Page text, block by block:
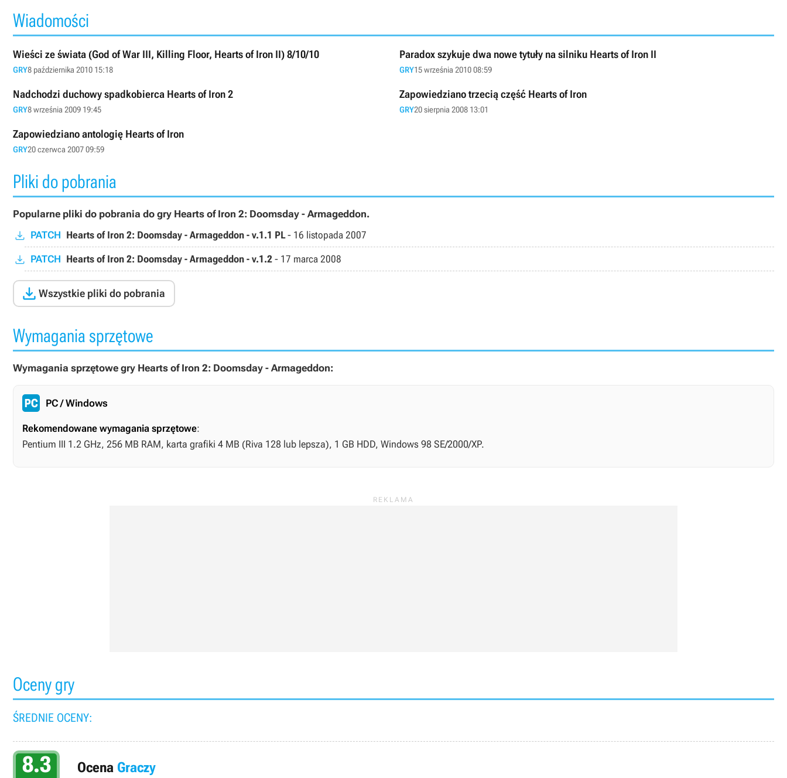
Wiadomości
Wieści ze świata (God of War III, Killing Floor, Hearts of Iron II) 8/10/10
GRY8 października 2010 15:18
Paradox szykuje dwa nowe tytuły na silniku Hearts of Iron II
GRY15 września 2010 08:59
Nadchodzi duchowy spadkobierca Hearts of Iron 2
GRY8 września 2009 19:45
Zapowiedziano trzecią część Hearts of Iron
GRY20 sierpnia 2008 13:01
Zapowiedziano antologię Hearts of Iron
GRY20 czerwca 2007 09:59
Pliki do pobrania
Popularne pliki do pobrania do gry Hearts of Iron 2: Doomsday - Armageddon.
PATCH Hearts of Iron 2: Doomsday - Armageddon - v.1.1 PL- 16 listopada 2007
PATCH Hearts of Iron 2: Doomsday - Armageddon - v.1.2 - 17 marca 2008
 Wszystkie pliki do pobrania
Wymagania sprzętowe
Wymagania sprzętowe gry Hearts of Iron 2: Doomsday - Armageddon:
PC / Windows
Rekomendowane wymagania sprzętowe:
Pentium III 1.2 GHz, 256 MB RAM, karta grafiki 4 MB (Riva 128 lub lepsza), 1 GB HDD, Windows 98 SE/2000/XP.
Oceny gry
ŚREDNIE OCENY:
8.3 Ocena Graczy